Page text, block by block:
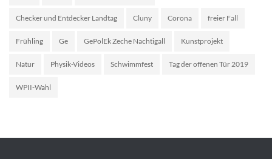
Checker und Entdecker Landtag Cluny Corona freier Fall
Frühling Ge GePolEk Zeche Nachtigall Kunstprojekt
Natur Physik-Videos Schwimmfest Tag der offenen Tür 2019
WPII-Wahl